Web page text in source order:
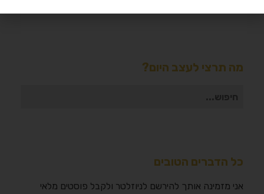
מה תרצי לעצב היום?
חיפוש
כל הדברים הטובים
אני מזמינה אותך להירשם לניוזלטר ולקבל פוסטים מלאי